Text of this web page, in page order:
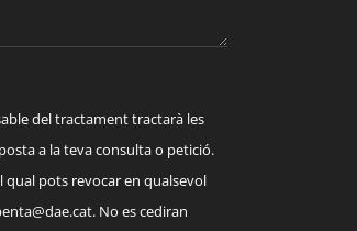
del tractament tractarà les
a la teva consulta o petició.
qual pots revocar en qualsevol
. No es cediran